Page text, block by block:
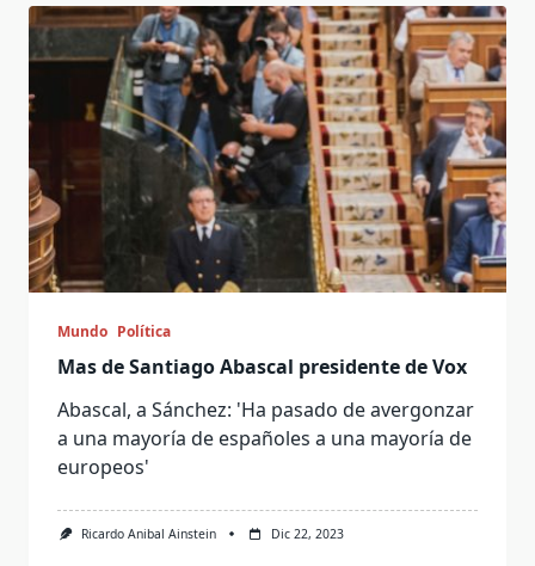
Mundo Política
Mas de Santiago Abascal presidente de Vox
Abascal, a Sánchez: 'Ha pasado de avergonzar
a una mayoría de españoles a una mayoría de
europeos'
Ricardo Anibal Ainstein Dic 22, 2023